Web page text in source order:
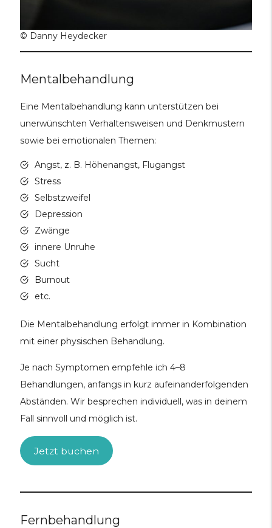
© Danny Heydecker
Mentalbehandlung
Eine Mentalbehandlung kann unterstützen bei
unerwünschten Verhaltensweisen und Denkmustern
sowie bei emotionalen Themen:
Angst, z. B. Höhenangst, Flugangst
Stress
Selbstzweifel
Depression
Zwänge
innere Unruhe
Sucht
Burnout
etc.
Die Mentalbehandlung erfolgt immer in Kombination
mit einer physischen Behandlung.
Je nach Symptomen empfehle ich 4–8
Behandlungen, anfangs in kurz aufeinanderfolgenden
Abständen. Wir besprechen individuell, was in deinem
Fall sinnvoll und möglich ist.
Jetzt buchen
Fernbehandlung